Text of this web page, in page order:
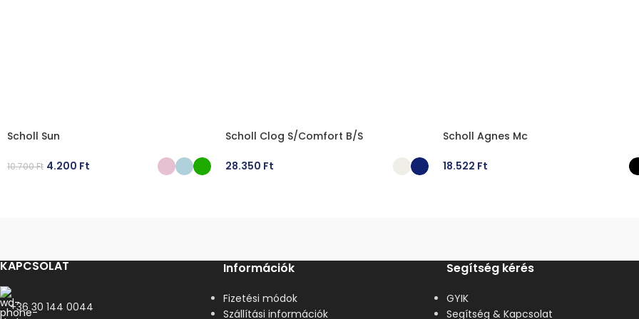
Scholl Sun
10.700Ft 4.200 Ft
Scholl Clog S/Comfort B/S
28.350 Ft
Scholl Agnes Mc
18.522 Ft
KAPCSOLAT
+36 30 144 0044
Információk
Fizetési módok
Szállítási információk
Segítség kérés
GYIK
Segítség & Kapcsolat